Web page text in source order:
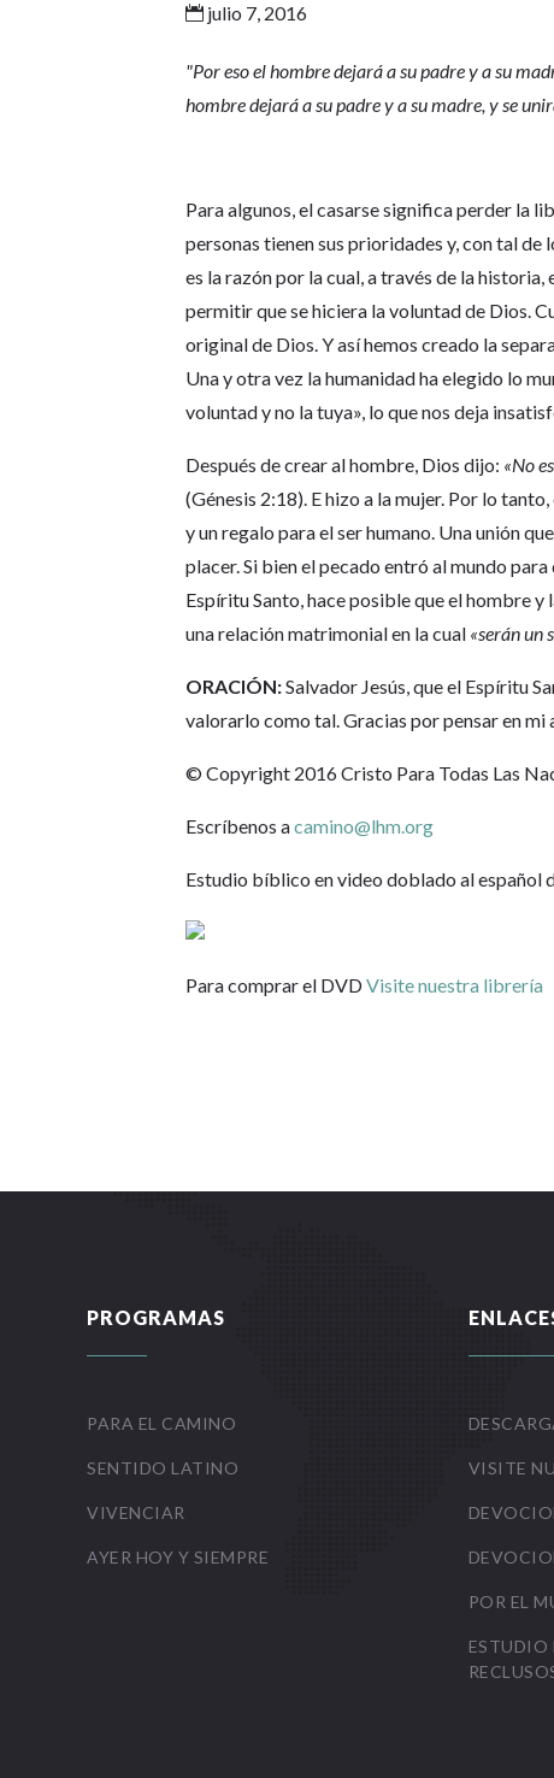
 julio 7, 2016
"Por eso el hombre dejará a su padre y a su
hombre dejará a su padre y a su madre, y se
Para algunos, el casarse significa perder la
personas tienen sus prioridades y, con tal de
es la razón por la cual, a través de la
permitir que se hiciera la voluntad de Dios.
original de Dios. Y así hemos creado la
Una y otra vez la humanidad ha elegido lo
voluntad y no la tuya», lo que nos deja
Después de crear al hombre, Dios dijo: «No
(Génesis 2:18). E hizo a la mujer. Por lo
y un regalo para el ser humano. Una unión
placer. Si bien el pecado entró al mundo
Espíritu Santo, hace posible que el hombre
una relación matrimonial en la cual «serán un
ORACIÓN:Salvador Jesús, que el Espíritu
valorarlo como tal. Gracias por pensar en
© Copyright 2016 Cristo Para Todas Las
Escríbenos acamino@lhm.org
Estudio bíblico en video doblado al español
Para comprar el DVDVisite nuestra librería
PROGRAMAS
PARA EL CAMINO
SENTIDO LATINO
VIVENCIAR
AYER HOY Y SIEMPRE
VISITE
POR EL
ESTUDIO